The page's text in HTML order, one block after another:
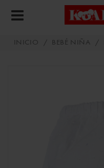
INICIO / BEBÉ NIÑA /